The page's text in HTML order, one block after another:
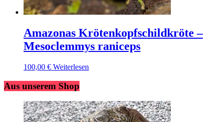
Amazonas Krötenkopfschildkröte –
Mesoclemmys raniceps
100,00 € Weiterlesen
Aus unserem Shop